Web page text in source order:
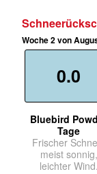
Woche 2 von
0.0
Bluebird
Tage
Frischer
meist sonnig,
leichter Wind.